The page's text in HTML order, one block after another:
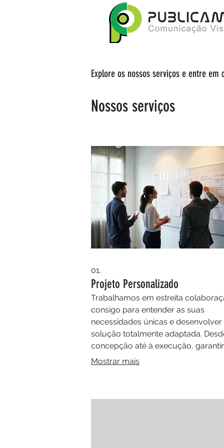
Explore os nossos serviços e entre em
Nossos serviços
01.
Projeto Personalizado
Trabalhamos em estreita
consigo para entender as suas
necessidades únicas e desenvolver
solução totalmente adaptada.
concepção até à execução,
que o resultado final exceda as suas
Mostrar mais